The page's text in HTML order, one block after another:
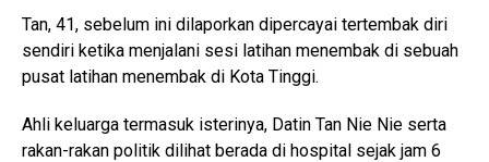
Tan, 41, sebelum ini dilaporkan dipercayai tertembak diri
sendiri ketika menjalani sesi latihan menembak di sebuah
pusat latihan menembak di Kota Tinggi.
Ahli keluarga termasuk isterinya, Datin Tan Nie Nie serta
rakan-rakan politik dilihat berada di hospital sejak jam 6